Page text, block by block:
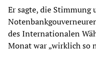
Er sagte, die
des Internationalen
Monat war „wirklich so